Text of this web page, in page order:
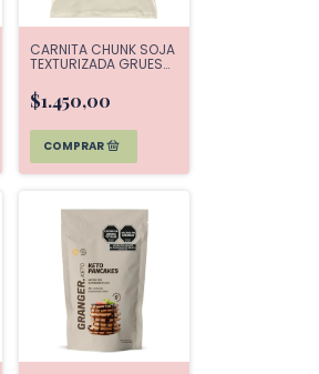
CARNITA CHUNK SOJA
TEXTURIZADA GRUESO
$1.450,00